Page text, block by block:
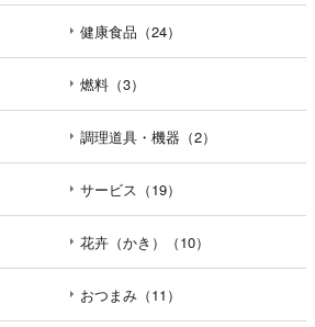
健康食品（24）
燃料（3）
調理道具・機器（2）
サービス（19）
花卉（かき）（10）
おつまみ（11）